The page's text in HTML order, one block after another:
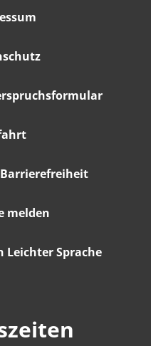
melden
Sprache